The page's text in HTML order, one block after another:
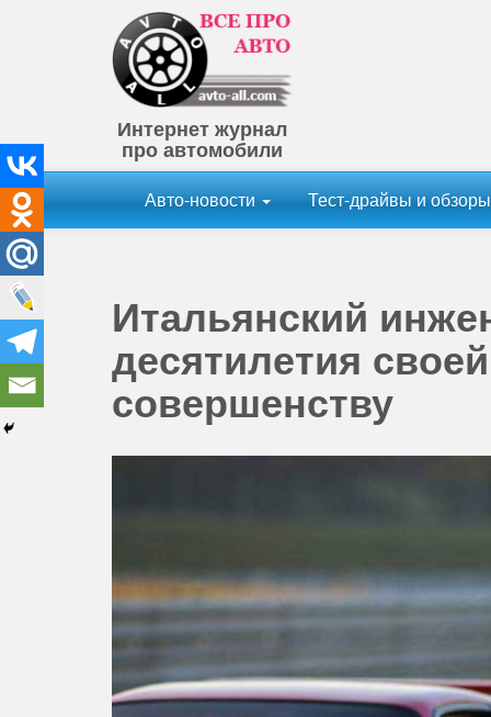
Интернет журнал
про автомобили
Авто-новости Тест-драйвы и
Итальянский
десятилетия
совершенству